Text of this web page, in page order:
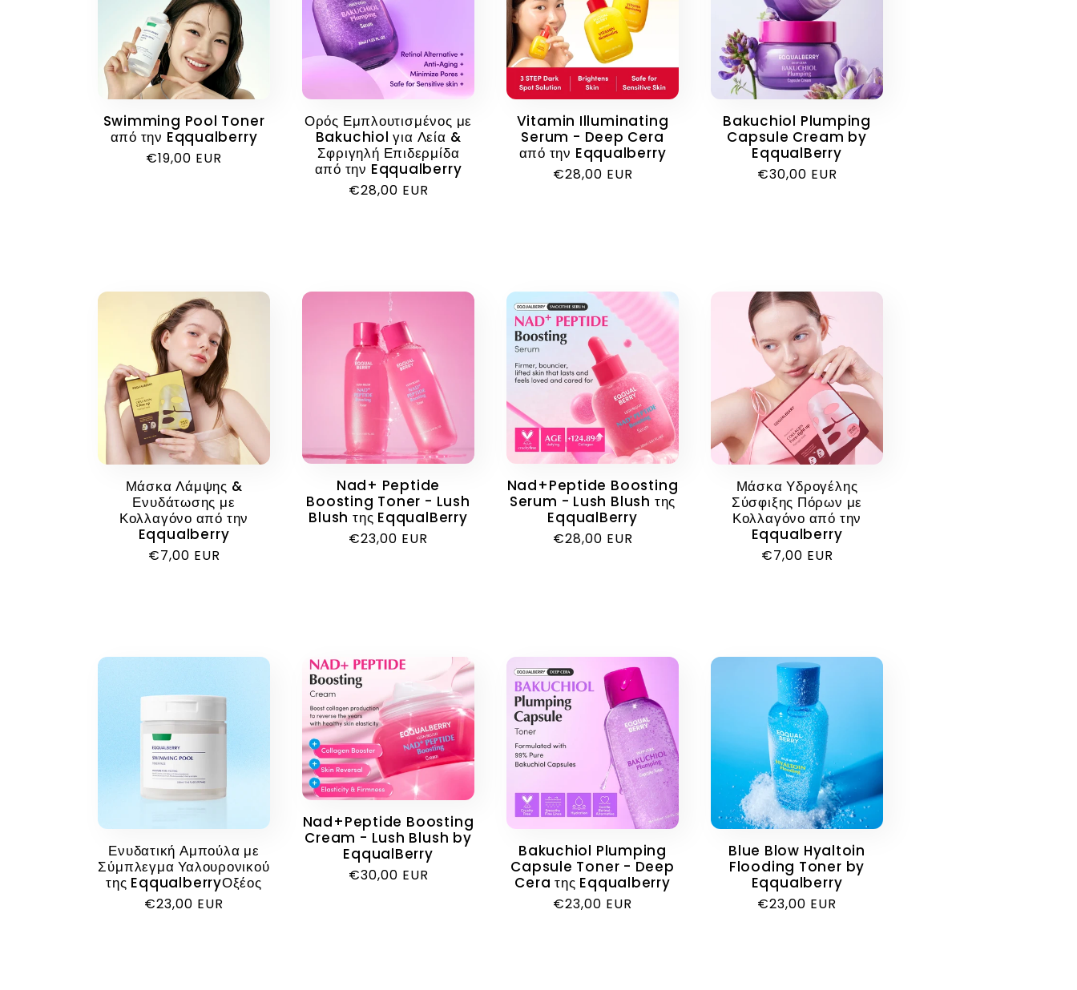
γ
ή
Swimming Pool Toner
από την Eqqualberry
Κανονική
€19,00 EUR
Ορός Εμπλουτισμένος με
Bakuchiol για Λεία &
Σφριγηλή Επιδερμίδα
από την Eqqualberry
Κανονική
€28,00 EUR
Vitamin Illuminating
Serum - Deep Cera
από την Eqqualberry
Κανονική
€28,00 EUR
Bakuchiol Plumping
Capsule Cream by
EqqualBerry
Κανονική
€30,00 EUR
Μάσκα Λάμψης &
Ενυδάτωσης με
Κολλαγόνο από την
Eqqualberry
Κανονική
€7,00 EUR
Nad+ Peptide
Boosting Toner - Lush
Blush της EqqualBerry
Κανονική
€23,00 EUR
Nad+Peptide Boosting
Serum - Lush Blush της
EqqualBerry
Κανονική
€28,00 EUR
Μάσκα Υδρογέλης
Σύσφιξης Πόρων με
Κολλαγόνο από την
Eqqualberry
Κανονική
€7,00 EUR
Ενυδατική Αμπούλα με
Σύμπλεγμα Υαλουρονικού
της EqqualberryΟξέος
Κανονική
€23,00 EUR
Nad+Peptide Boosting
Cream - Lush Blush by
EqqualBerry
Κανονική
€30,00 EUR
Bakuchiol Plumping
Capsule Toner - Deep
Cera της Eqqualberry
Κανονική
€23,00 EUR
Blue Blow Hyaltoin
Flooding Toner by
Eqqualberry
Κανονική
€23,00 EUR